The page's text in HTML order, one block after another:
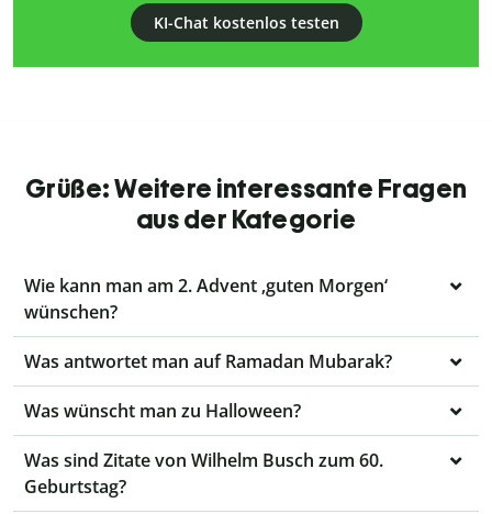
KI-Chat kostenlos testen
Grüße: Weitere interessante Fragen
aus der Kategorie
Wie kann man am 2. Advent ‚guten Morgen‘
wünschen?
Was antwortet man auf Ramadan Mubarak?
Was wünscht man zu Halloween?
Was sind Zitate von Wilhelm Busch zum 60.
Geburtstag?